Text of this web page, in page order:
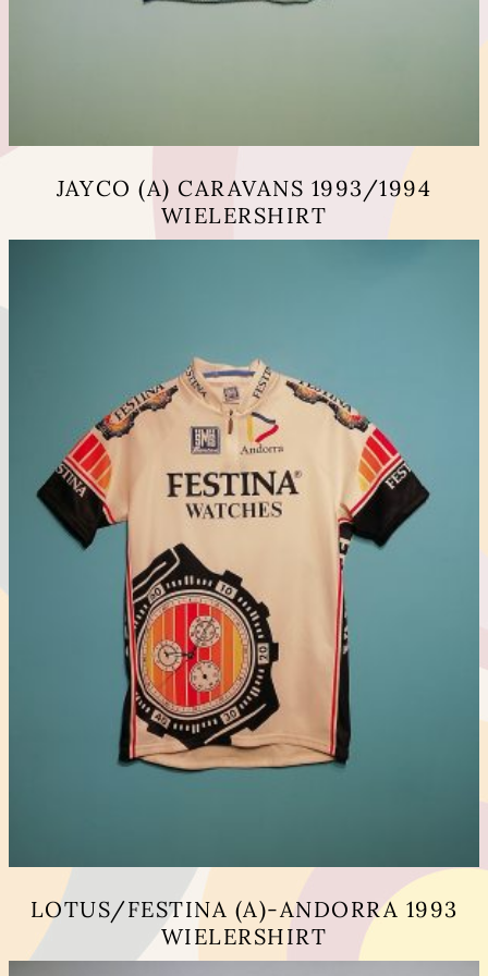
JAYCO (A) CARAVANS 1993/1994
WIELERSHIRT
optie
kan
gekozen
worden
op
productpagina
LOTUS/FESTINA (A)-ANDORRA 1993
WIELERSHIRT